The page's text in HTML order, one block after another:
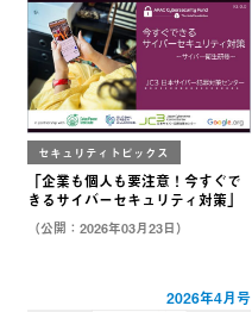
セキュリティトピックス
「企業も個人も要注意！今すぐで
きるサイバーセキュリティ対策」
（公開：2026年03月23日）
2026年4月号